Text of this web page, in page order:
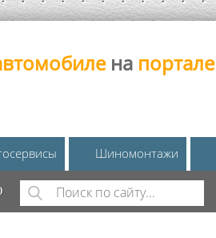
на портале
Шиномонтажи
ФОРМА ПОИСКА
Поиск